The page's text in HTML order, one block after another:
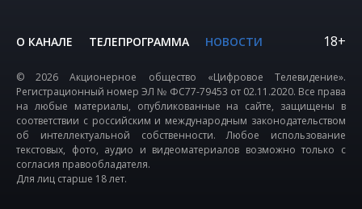
О КАНАЛЕ ТЕЛЕПРОГРАММА НОВОСТИ 18+
© 2026 Акционерное общество «Цифровое Телевидение».
Регистрационный номер ЭЛ № ФС77-79453 от 02.11.2020. Все права
на любые материалы, опубликованные на сайте, защищены в
соответствии с российским и международным законодательством
об интеллектуальной собственности. Любое использование
текстовых, фото, аудио и видеоматериалов возможно только с
согласия правообладателя.
Для лиц старше 18 лет.